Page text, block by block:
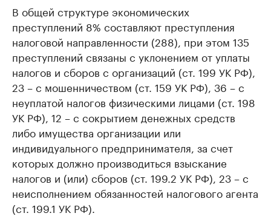
В общей структуре экономических
преступлений 8% составляют преступления
налоговой направленности (288), при этом 135
преступлений связаны с уклонением от уплаты
налогов и сборов с организаций (ст. 199 УК РФ),
23 – с мошенничеством (ст. 159 УК РФ), 36 – с
неуплатой налогов физическими лицами (ст. 198
УК РФ), 12 – с сокрытием денежных средств
либо имущества организации или
индивидуального предпринимателя, за счет
которых должно производиться взыскание
налогов и (или) сборов (ст. 199.2 УК РФ), 23 – с
неисполнением обязанностей налогового агента
(ст. 199.1 УК РФ).